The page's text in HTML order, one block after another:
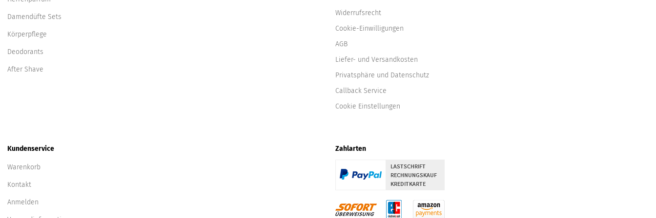
Cartier
Chantal Thomass
Chloe
Clinique
Collistar
Damendüfte Sets
Körperpflege
Deodorants
After Shave
Widerrufsrecht
Cookie-Einwilligungen
AGB
Liefer- und Versandkosten
Privatsphäre und Datenschutz
Callback Service
Cookie Einstellungen
Kundenservice
Warenkorb
Kontakt
Anmelden
Zahlarten